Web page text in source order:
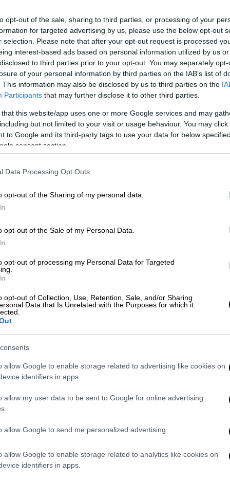
opt-out of the sale, sharing to third parties, or processing of your
for targeted advertising by us, please use the below opt-out
selection. Please note that after your opt-out request is processed
interest-based ads based on personal information utilized by us
to third parties prior to your opt-out. You may separately
of your personal information by third parties on the IAB’s list of
This information may also be disclosed by us to third parties on the
Participants that may further disclose it to other third parties.
that this website/app uses one or more Google services and may
but not limited to your visit or usage behaviour. You may
to Google and its third-party tags to use your data for below
consent section.
Data Processing Opt Outs
opt-out of the Sharing of my personal data.
opt-out of the Sale of my Personal Data.
opt-out of processing my Personal Data for Targeted
opt-out of Collection, Use, Retention, Sale, and/or Sharing
Data that Is Unrelated with the Purposes for which it
allow Google to enable storage related to advertising like cookies on
identifiers in apps.
allow my user data to be sent to Google for online advertising
allow Google to send me personalized advertising.
allow Google to enable storage related to analytics like cookies on
identifiers in apps.
– Η τελική συλλογή – Οι Μεγάλες
«Στις 7 το επόμενο πρωί,
από το Μόντερν Χοτέλ για να πάρει τον
Ανταποκριτή της Scripps-Howard, τον
είχε εξοπλιστεί, όχι μόνο με μια
και μια Νίκον με έγχρωμο φιλμ και
θερμός παγωμένο τσάι. Η πορεία των
πολλές φορές μέσα στη μέρα
video
12:50, ο Κάπα φωτογράφιζε μια διμοιρία
Μια ασπρόμαυρη και μια σχεδόν
φωτογραφίες που τράβηξε ο Κάπα,
πλαγιά της τάφρου και
νάρκη των Βιετμίνχ. Η Κόνταξ έμεινε
η Νίκον τινάχτηκε πολλά μέτρα μακριά
Ντονγκιτόν, πέντε χιλιόμετρα πιο
πιστοποίησε το θάνατο του φωτογράφου».
25 Μαΐου του 1954.